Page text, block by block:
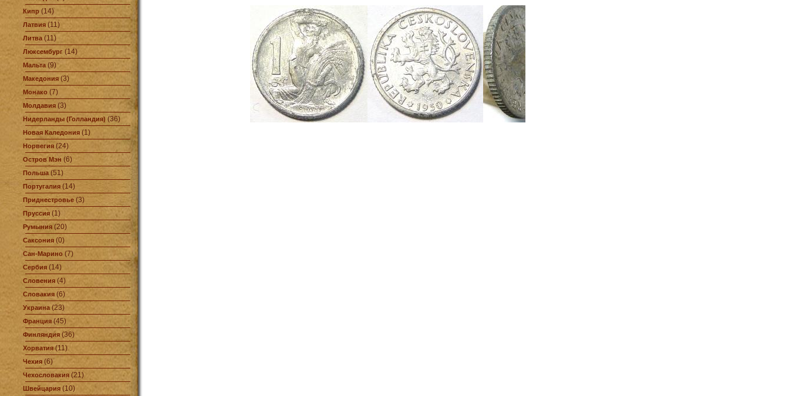
Кипр (14)
Латвия (11)
Литва(11)
Люксембург (14)
Мальта (9)
Македония (3)
Монако (7)
Молдавия (3)
Нидерланды (Голландия) (36)
Новая Каледония (1)
Норвегия (24)
Остров Мэн (6)
Польша(51)
Португалия (14)
Приднестровье (3)
Пруссия (1)
Румыния (20)
Саксония (0)
Сан-Марино (7)
Сербия (14)
Словения (4)
Словакия (6)
Украина(23)
Франция (45)
Финляндия (36)
Хорватия(11)
Чехия (6)
Чехословакия (21)
Швейцария (10)